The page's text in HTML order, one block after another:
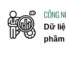
CÔNG
Dữ
phầm